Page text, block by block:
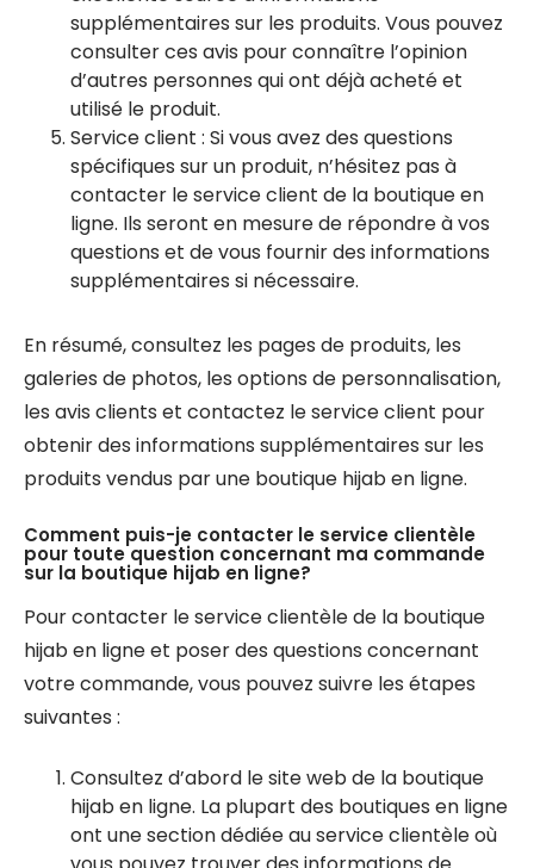
supplémentaires sur les produits. Vous pouvez
consulter ces avis pour connaître l’opinion
d’autres personnes qui ont déjà acheté et
utilisé le produit.
Service client : Si vous avez des questions
spécifiques sur un produit, n’hésitez pas à
contacter le service client de la boutique en
ligne. Ils seront en mesure de répondre à vos
questions et de vous fournir des informations
supplémentaires si nécessaire.
En résumé, consultez les pages de produits, les
galeries de photos, les options de personnalisation,
les avis clients et contactez le service client pour
obtenir des informations supplémentaires sur les
produits vendus par une boutique hijab en ligne.
Comment puis-je contacter le service clientèle
pour toute question concernant ma commande
sur la boutique hijab en ligne?
Pour contacter le service clientèle de la boutique
hijab en ligne et poser des questions concernant
votre commande, vous pouvez suivre les étapes
suivantes :
Consultez d’abord le site web de la boutique
hijab en ligne. La plupart des boutiques en ligne
ont une section dédiée au service clientèle où